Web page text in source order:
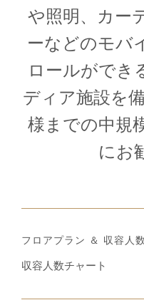
や照明、カー
ーなどのモバ
ロールができ
ディア施設を
様までの中規
にお
フロアプラン ＆ 収容人
収容人数チャート